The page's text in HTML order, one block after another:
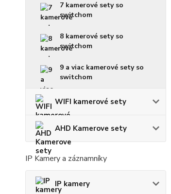
7 kamerové sety so
switchom
8 kamerové sety so
switchom
9 a viac kamerové sety so
switchom
WIFI kamerové sety
AHD Kamerove sety
IP Kamery a záznamníky
IP kamery